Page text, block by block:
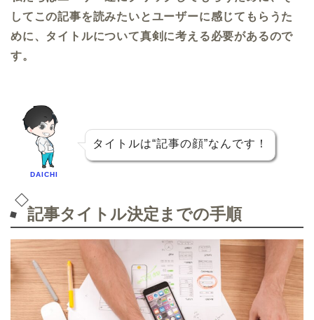
してこの記事を読みたいとユーザーに感じてもらうた
めに、タイトルについて真剣に考える必要があるので
す。
DAICHI
タイトルは“記事の顔”なんです！
記事タイトル決定までの手順